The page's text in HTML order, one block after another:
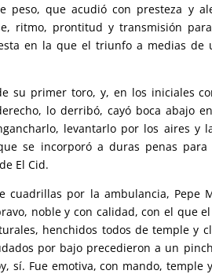
peso, que acudió con presteza y
ritmo, prontitud y transmisión
en la que el triunfo a medias de
su primer toro, y, en los iniciales
lo derribó, cayó boca abajo
levantarlo por los aires y
se incorporó a duras penas
El Cid.
por la ambulancia, Pepe
noble y con calidad, con el que
henchidos todos de temple y
por bajo precedieron a un
sí. Fue emotiva, con mando, temple